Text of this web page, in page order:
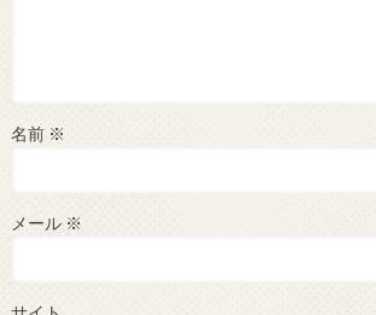
名前 ※
メール ※